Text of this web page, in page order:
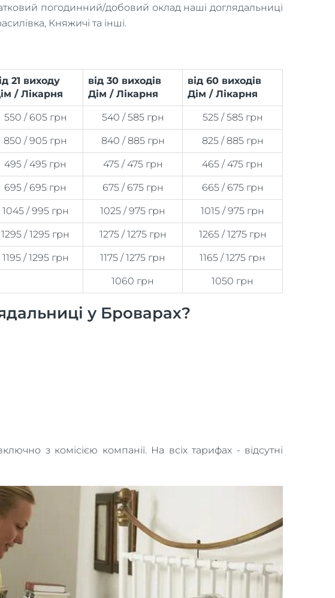
погодинний/добовий оклад наші доглядальниці
Княжичі та інші.
21 виходу
/ Лікарня
від 30 виходів
Дім / Лікарня
від 60 виходів
Дім / Лікарня
550 / 605 грн 540 / 585 грн 525 / 585 грн
850 / 905 грн 840 / 885 грн 825 / 885 грн
495 / 495 грн 475 / 475 грн 465 / 475 грн
695 / 695 грн 675 / 675 грн 665 / 675 грн
1045 / 995 грн 1025 / 975 грн 1015 / 975 грн
1295 / 1295 грн 1275 / 1275 грн 1265 / 1275 грн
1195 / 1295 грн 1175 / 1275 грн 1165 / 1275 грн
1060 грн 1050 грн
у Броварах?
з комісією компанії. На всіх тарифах - відсутні